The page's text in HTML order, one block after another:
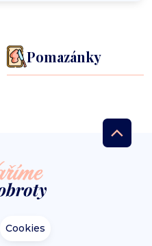
Pomazánky
Cookies